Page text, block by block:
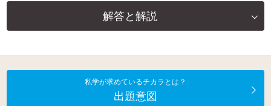
解答と解説
私学が求めているチカラとは？
出題意図